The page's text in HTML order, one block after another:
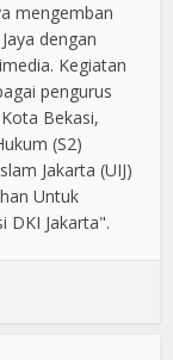
mengemban
dengan
Kegiatan
pengurus
Bekasi,
(S2)
Jakarta (UIJ)
Untuk
DKI Jakarta".